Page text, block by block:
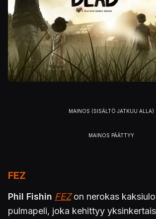
FEZ
Phil Fishin FEZon nerokas
pulmapeli, joka kehittyy